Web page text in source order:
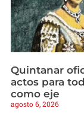
Quintanar
actos para
como eje
agosto 6, 2026